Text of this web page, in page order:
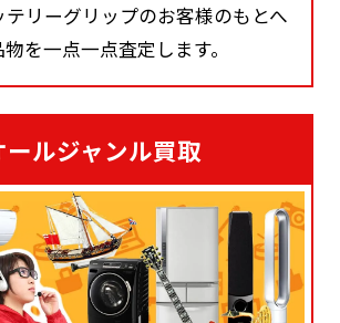
テリーグリップのお客様のもとへ
を一点一点査定します。
ールジャンル買取